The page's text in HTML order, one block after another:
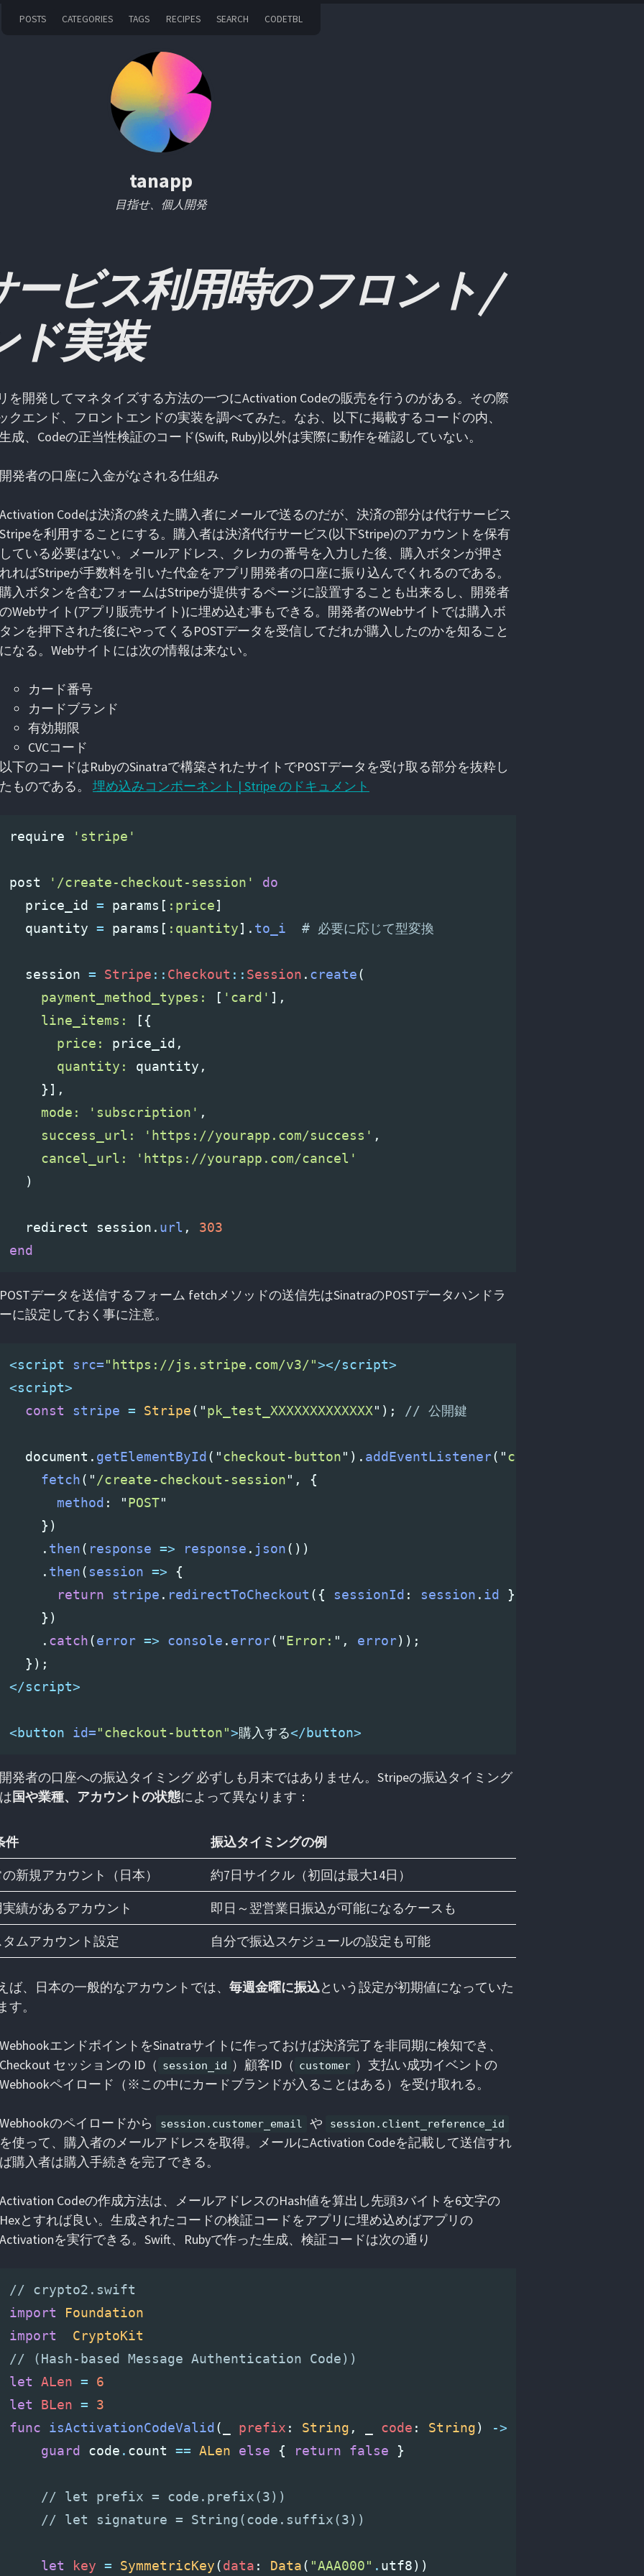
POSTS CATEGORIES TAGS RECIPES SEARCH CODETBL
tanapp
目指せ、個人開発
ービス利用時のフロント/
ド実装
を開発してマネタイズする方法の一つにActivation Codeの販売を行うのがある。その際
クエンド、フロントエンドの実装を調べてみた。なお、以下に掲載するコードの内、
成、Codeの正当性検証のコード(Swift, Ruby)以外は実際に動作を確認していない。
開発者の口座に入金がなされる仕組み
Activation Codeは決済の終えた購入者にメールで送るのだが、決済の部分は代行サービス
Stripeを利用することにする。購入者は決済代行サービス(以下Stripe)のアカウントを保有
している必要はない。メールアドレス、クレカの番号を入力した後、購入ボタンが押さ
れればStripeが手数料を引いた代金をアプリ開発者の口座に振り込んでくれるのである。
購入ボタンを含むフォームはStripeが提供するページに設置することも出来るし、開発者
のWebサイト(アプリ販売サイト)に埋め込む事もできる。開発者のWebサイトでは購入ボ
タンを押下された後にやってくるPOSTデータを受信してだれが購入したのかを知ること
になる。Webサイトには次の情報は来ない。
カード番号
カードブランド
有効期限
CVCコード
以下のコードはRubyのSinatraで構築されたサイトでPOSTデータを受け取る部分を抜粋し
たものである。 埋め込みコンポーネント | Stripe のドキュメント
require 'stripe'
post '/create-checkout-session'
do
price_id = params [ :price]
quantity = params [ :quantity]. to_i # 必要に応じて型変換
session = Stripe :: Checkout :: Session . create(
payment_method_types:
[ 'card' ],
line_items:
[{
price: price_id ,
quantity: quantity ,
}],
mode:
'subscription' ,
success_url:
'https://yourapp.com/success' ,
cancel_url:
'https://yourapp.com/cancel'
)
redirect session . url ,
303
end
POSTデータを送信するフォーム fetchメソッドの送信先はSinatraのPOSTデータハンドラ
ーに設定しておく事に注意。
<script src="https://js.stripe.com/v3/"></script>
<script>
const
stripe = Stripe( "pk_test_XXXXXXXXXXXXX" ); // 公開鍵
document . getElementById( "checkout-button" ). addEventListener( "click
fetch( " /create-checkout-session" ,
{
method : "POST"
})
. then( response => response . json())
. then(session =>
{
return
stripe . redirectToCheckout ({ sessionId : session . id
});
})
. catch(error => console . error( "Error: " , error));
});
</script>
<button id="checkout-button">購入する</button>
開発者の口座への振込タイミング 必ずしも月末ではありません。Stripeの振込タイミング
は国や業種、アカウントの状態によって異なります：
件
振込タイミングの例
新規アカウント（日本）
約7日サイクル（初回は最大14日）
績があるアカウント
即日～翌営業日振込が可能になるケースも
タムアカウント設定
自分で振込スケジュールの設定も可能
ば、日本の一般的なアカウントでは、 毎週金曜に振込という設定が初期値になっていた
す。
WebhookエンドポイントをSinatraサイトに作っておけば決済完了を非同期に検知でき、
Checkout セッションの ID（ session_id ）顧客ID（ customer ）支払い成功イベントの
Webhookペイロード（※この中にカードブランドが入ることはある）を受け取れる。
Webhookのペイロードから session.customer_email や session.client_reference_id
を使って、購入者のメールアドレスを取得。メールにActivation Codeを記載して送信すれ
ば購入者は購入手続きを完了できる。
Activation Codeの作成方法は、メールアドレスのHash値を算出し先頭3バイトを6文字の
Hexとすれば良い。生成されたコードの検証コードをアプリに埋め込めばアプリの
Activationを実行できる。Swift、Rubyで作った生成、検証コードは次の通り
// crypto2.swift
import
Foundation
import
CryptoKit
// (Hash-based Message Authentication Code))
let
ALen =
6
let
BLen =
3
func
isActivationCodeValid( prefix : String , code : String) ->
guard
code . count == ALen else { return false }
// let prefix = code.prefix(3))
// let signature = String(code.suffix(3))
let key = SymmetricKey(data : Data( "AAA000" . utf8))